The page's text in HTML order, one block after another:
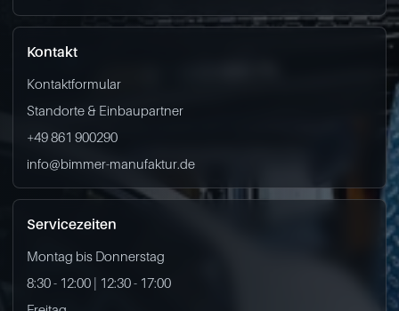
Kontakt
Kontaktformular
Standorte & Einbaupartner
+49 861 900290
info@bimmer-manufaktur.de
Servicezeiten
Montag bis Donnerstag
8:30 - 12:00 | 12:30 - 17:00